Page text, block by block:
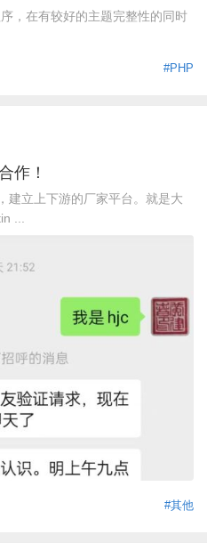
，在有较好的主题完整性的同时
#PHP
作！
建立上下游的厂家平台。就是大
...
#其他